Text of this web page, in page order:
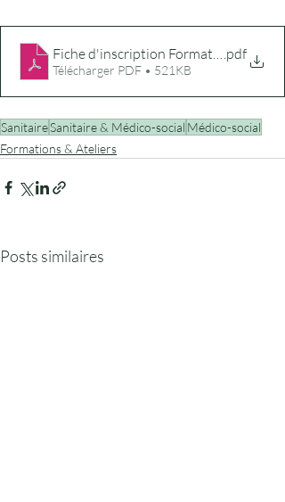
Fiche d'inscription Formation.pdf
Télécharger PDF • 521KB
SanitaireSanitaire & Médico-social Médico-social
Formations & Ateliers
Posts similaires